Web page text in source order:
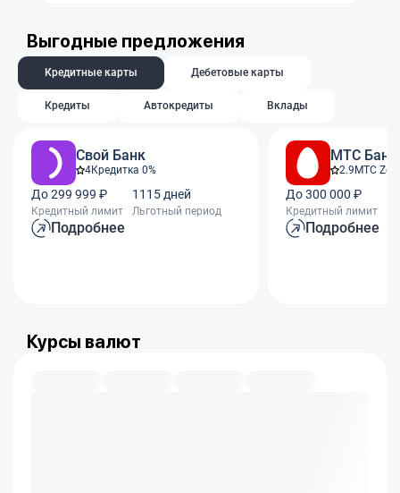
Выгодные предложения
Кредитные карты Дебетовые карты
Кредиты Автокредиты Вклады
Свой Банк
4Кредитка 0%
До 299 999 ₽
Кредитный лимит
1115 дней
Льготный период
Подробнее
МТС Банк
2.9 МТС Zero
До 300 000 ₽
Кредитный лимит
Подробнее
Курсы валют